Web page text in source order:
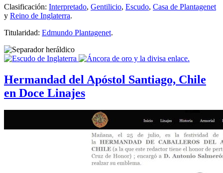
Clasificación: Interpretado, Gentilicio, Escudo, Casa de Plantagenet
y Reino de Inglaterra.
Titularidad: Edmundo Plantagenet.
Hermandad del Apóstol Santiago, Chile
en Doce Linajes